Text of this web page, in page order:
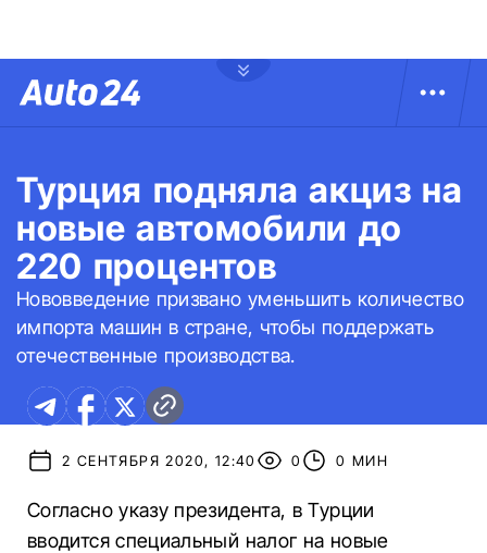
Турция подняла акциз на
новые автомобили до
220 процентов
Нововведение призвано уменьшить количество
импорта машин в стране, чтобы поддержать
отечественные производства.
2 СЕНТЯБРЯ 2020, 12:40 0 0 МИН
Согласно указу президента, в Турции
вводится специальный налог на новые